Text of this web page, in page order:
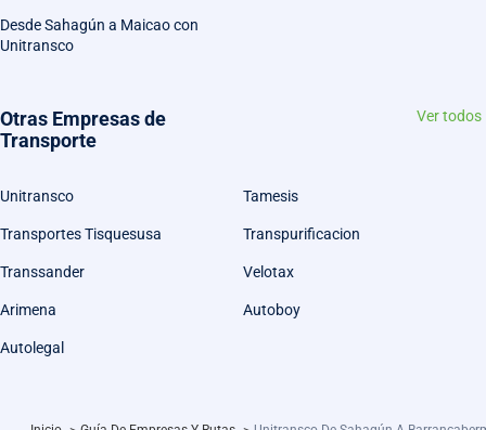
Desde Sahagún a Maicao con
Unitransco
Otras Empresas de
Transporte
Ver todos
Unitransco Tamesis
Transportes Tisquesusa Transpurificacion
Transsander Velotax
Arimena Autoboy
Autolegal